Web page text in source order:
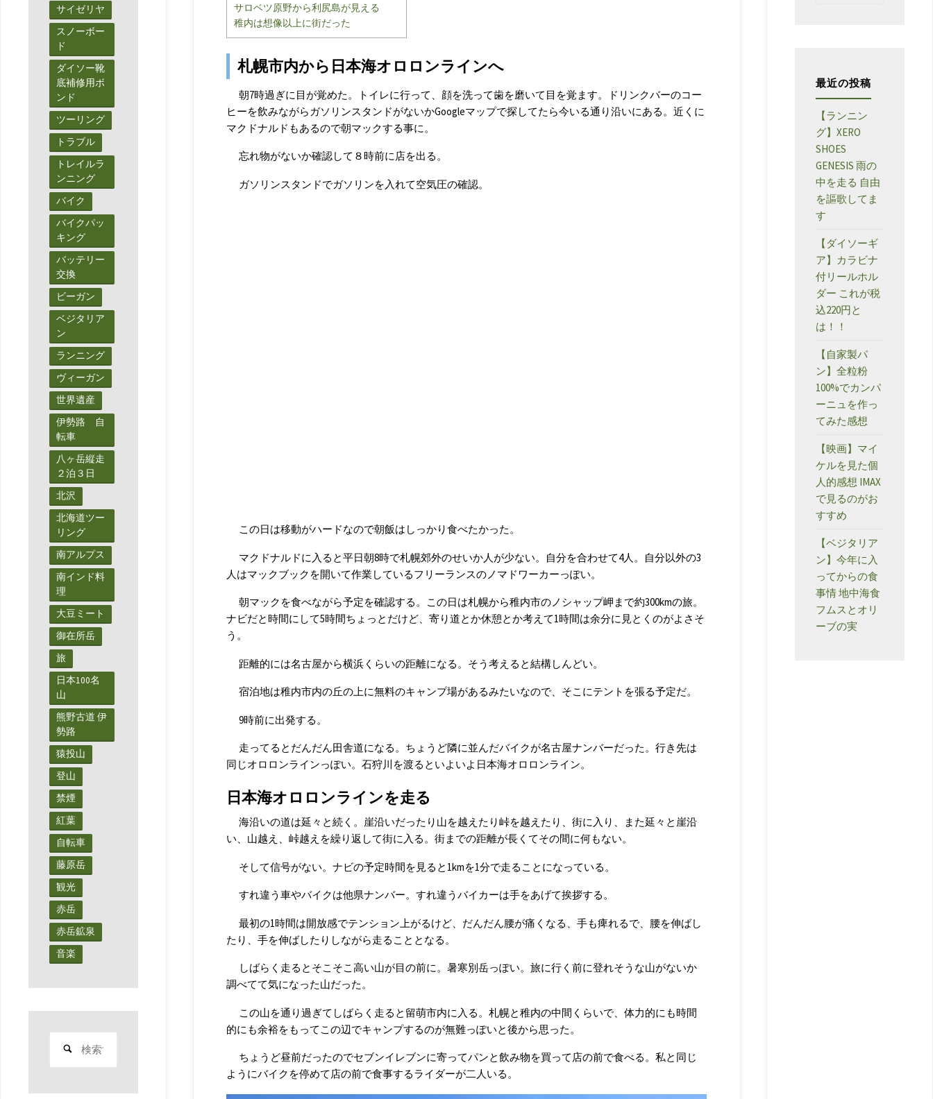
サロベツ原野から利尻島が見える
稚内は想像以上に街だった
札幌市内から日本海オロロンラインへ
朝7時過ぎに目が覚めた。トイレに行って、顔を洗って歯を磨いて目を覚ます。ドリンクバーのコー
ヒーを飲みながらガソリンスタンドがないかGoogleマップで探してたら今いる通り沿いにある。近くに
マクドナルドもあるので朝マックする事に。
忘れ物がないか確認して８時前に店を出る。
ガソリンスタンドでガソリンを入れて空気圧の確認。
この日は移動がハードなので朝飯はしっかり食べたかった。
マクドナルドに入ると平日朝8時で札幌郊外のせいか人が少ない。自分を合わせて4人。自分以外の3
人はマックブックを開いて作業しているフリーランスのノマドワーカーっぽい。
朝マックを食べながら予定を確認する。この日は札幌から稚内市のノシャップ岬まで約300kmの旅。
ナビだと時間にして5時間ちょっとだけど、寄り道とか休憩とか考えて1時間は余分に見とくのがよさそ
う。
距離的には名古屋から横浜くらいの距離になる。そう考えると結構しんどい。
宿泊地は稚内市内の丘の上に無料のキャンプ場があるみたいなので、そこにテントを張る予定だ。
9時前に出発する。
走ってるとだんだん田舎道になる。ちょうど隣に並んだバイクが名古屋ナンバーだった。行き先は
同じオロロンラインっぽい。石狩川を渡るといよいよ日本海オロロンライン。
日本海オロロンラインを走る
海沿いの道は延々と続く。崖沿いだったり山を越えたり峠を越えたり、街に入り、また延々と崖沿
い、山越え、峠越えを繰り返して街に入る。街までの距離が長くてその間に何もない。
そして信号がない。ナビの予定時間を見ると1kmを1分で走ることになっている。
すれ違う車やバイクは他県ナンバー。すれ違うバイカーは手をあげて挨拶する。
最初の1時間は開放感でテンション上がるけど、だんだん腰が痛くなる、手も痺れるで、腰を伸ばし
たり、手を伸ばしたりしながら走ることとなる。
しばらく走るとそこそこ高い山が目の前に。暑寒別岳っぽい。旅に行く前に登れそうな山がないか
調べてて気になった山だった。
この山を通り過ぎてしばらく走ると留萌市内に入る。札幌と稚内の中間くらいで、体力的にも時間
的にも余裕をもってこの辺でキャンプするのが無難っぽいと後から思った。
ちょうど昼前だったのでセブンイレブンに寄ってパンと飲み物を買って店の前で食べる。私と同じ
ようにバイクを停めて店の前で食事するライダーが二人いる。
サイゼリヤ
スノーボー
ド
ダイソー靴
底補修用ボ
ンド
ツーリング
トラブル
トレイルラ
ンニング
バイク
バイクパッ
キング
バッテリー
交換
ビーガン
ベジタリア
ン
ランニング
ヴィーガン
世界遺産
伊勢路 自
転車
八ヶ岳縦走
２泊３日
北沢
北海道ツー
リング
南アルプス
南インド料
理
大豆ミート
御在所岳
旅
日本100名
山
熊野古道 伊
勢路
猿投山
登山
禁煙
紅葉
自転車
藤原岳
観光
赤岳
赤岳鉱泉
音楽
最近の投稿
【ランニン
グ】XERO
SHOES
GENESIS 雨の
中を走る 自由
を謳歌してま
す
【ダイソーギ
ア】カラビナ
付リールホル
ダー これが税
込220円と
は！！
【自家製パ
ン】全粒粉
100%でカンパ
ーニュを作っ
てみた感想
【映画】マイ
ケルを見た個
人的感想 IMAX
で見るのがお
すすめ
【ベジタリア
ン】今年に入
ってからの食
事情 地中海食
フムスとオリ
ーブの実